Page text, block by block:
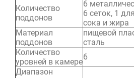
Количество
поддонов
6
6 сеток, 1
сока и жира
Материал
поддонов
пищевой
сталь
Количество
уровней в камере
6
Диапазон